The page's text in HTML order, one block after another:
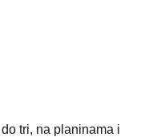
tri, na planinama i